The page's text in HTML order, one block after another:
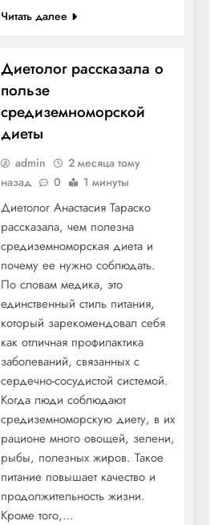
Читать далее
Диетолог рассказала о
пользе
средиземноморской
диеты
admin
2 месяца тому
назад
0 1 минуты
Диетолог Анастасия Тараско
рассказала, чем полезна
средиземноморская диета и
почему ее нужно соблюдать.
По словам медика, это
единственный стиль питания,
который зарекомендовал себя
как отличная профилактика
заболеваний, связанных с
сердечно-сосудистой системой.
Когда люди соблюдают
средиземноморскую диету, в их
рационе много овощей, зелени,
рыбы, полезных жиров. Такое
питание повышает качество и
продолжительность жизни.
Кроме того,…